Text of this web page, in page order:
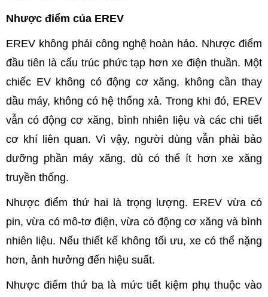
Nhược điểm của EREV
EREV không phải công nghệ hoàn hảo. Nhược điểm
đầu tiên là cấu trúc phức tạp hơn xe điện thuần. Một
chiếc EV không có động cơ xăng, không cần thay
dầu máy, không có hệ thống xả. Trong khi đó, EREV
vẫn có động cơ xăng, bình nhiên liệu và các chi tiết
cơ khí liên quan. Vì vậy, người dùng vẫn phải bảo
dưỡng phần máy xăng, dù có thể ít hơn xe xăng
truyền thống.
Nhược điểm thứ hai là trọng lượng. EREV vừa có
pin, vừa có mô-tơ điện, vừa có động cơ xăng và bình
nhiên liệu. Nếu thiết kế không tối ưu, xe có thể nặng
hơn, ảnh hưởng đến hiệu suất.
Nhược điểm thứ ba là mức tiết kiệm phụ thuộc vào